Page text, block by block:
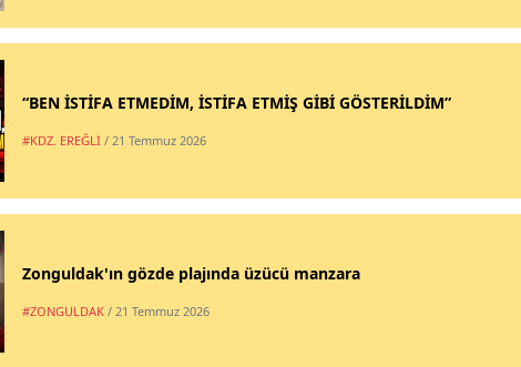
“BEN İSTİFA ETMEDİM, İSTİFA ETMİŞ GİBİ GÖSTERİLDİM”
#KDZ. EREĞLİ / 21 Temmuz 2026
Zonguldak'ın gözde plajında üzücü manzara
#ZONGULDAK / 21 Temmuz 2026